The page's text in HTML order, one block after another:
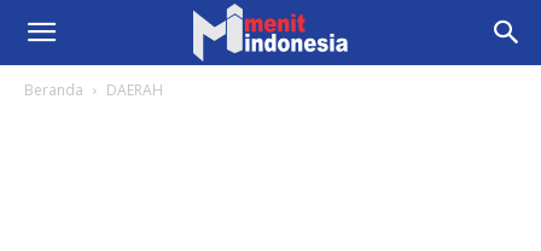
Beranda DAERAH